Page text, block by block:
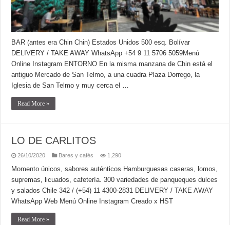
BAR (antes era Chin Chin) Estados Unidos 500 esq. Bolívar
DELIVERY / TAKE AWAY WhatsApp +54 9 11 5706 5059Menú
Online Instagram ENTORNO En la misma manzana de Chin está el
antiguo Mercado de San Telmo, a una cuadra Plaza Dorrego, la
Iglesia de San Telmo y muy cerca el …
Read More »
LO DE CARLITOS
26/10/2020 Bares y cafés 1,290
Momento únicos, sabores auténticos Hamburguesas caseras, lomos,
supremas, licuados, cafetería. 300 variedades de panqueques dulces
y salados Chile 342 / (+54) 11 4300-2831 DELIVERY / TAKE AWAY
WhatsApp Web Menú Online Instagram Creado x HST
Read More »